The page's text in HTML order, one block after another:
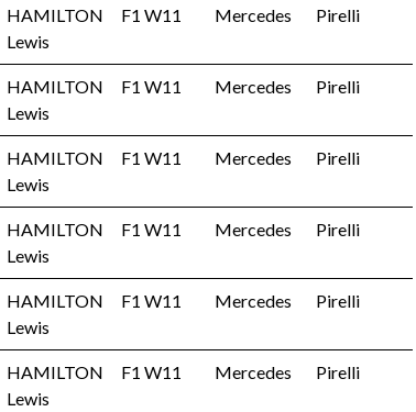
HAMILTON
Lewis
F1 W11 Mercedes Pirelli
HAMILTON
Lewis
F1 W11 Mercedes Pirelli
HAMILTON
Lewis
F1 W11 Mercedes Pirelli
HAMILTON
Lewis
F1 W11 Mercedes Pirelli
HAMILTON
Lewis
F1 W11 Mercedes Pirelli
HAMILTON
Lewis
F1 W11 Mercedes Pirelli